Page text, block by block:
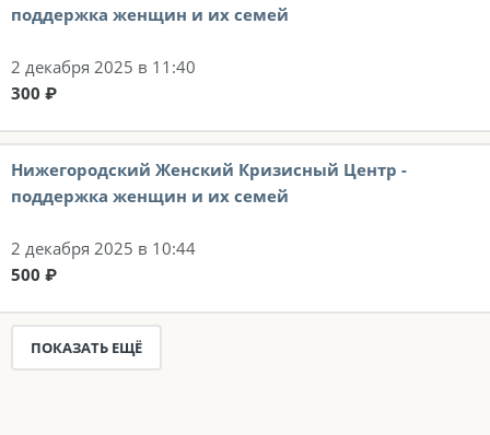
поддержка женщин и их семей
2 декабря 2025 в 11:40
300 ₽
Нижегородский Женский Кризисный Центр -
поддержка женщин и их семей
2 декабря 2025 в 10:44
500 ₽
ПОКАЗАТЬ ЕЩЁ